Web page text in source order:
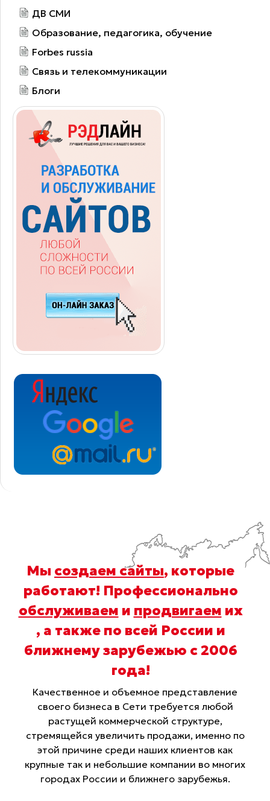
ДВ СМИ
Образование, педагогика, обучение
Forbes russia
Связь и телекоммуникации
Блоги
Мы создаем сайты, которые
работают! Профессионально
обслуживаем и продвигаем их
, а также по всей России и
ближнему зарубежью с 2006
года!
Качественное и объемное представление
своего бизнеса в Сети требуется любой
растущей коммерческой структуре,
стремящейся увеличить продажи, именно по
этой причине среди наших клиентов как
крупные так и небольшие компании во многих
городах России и ближнего зарубежья.